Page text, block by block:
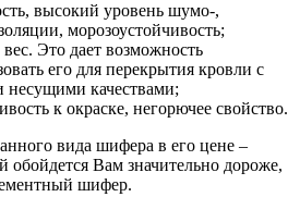
высокий уровень шумо-,
морозоустойчивость;
Это дает возможность
его для перекрытия кровли с
качествами;
к окраске, негорючее свойство.
вида шифера в его цене –
Вам значительно дороже,
шифер.